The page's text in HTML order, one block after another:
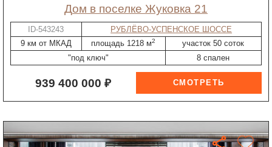
дом в поселке Жуковка 21
ID-543243
РУБЛЁВО-УСПЕНСКОЕ ШОССЕ
9 км от МКАД
площадь 1218 м2
участок 50 соток
"под ключ"
8 спален
939 400 000 ₽